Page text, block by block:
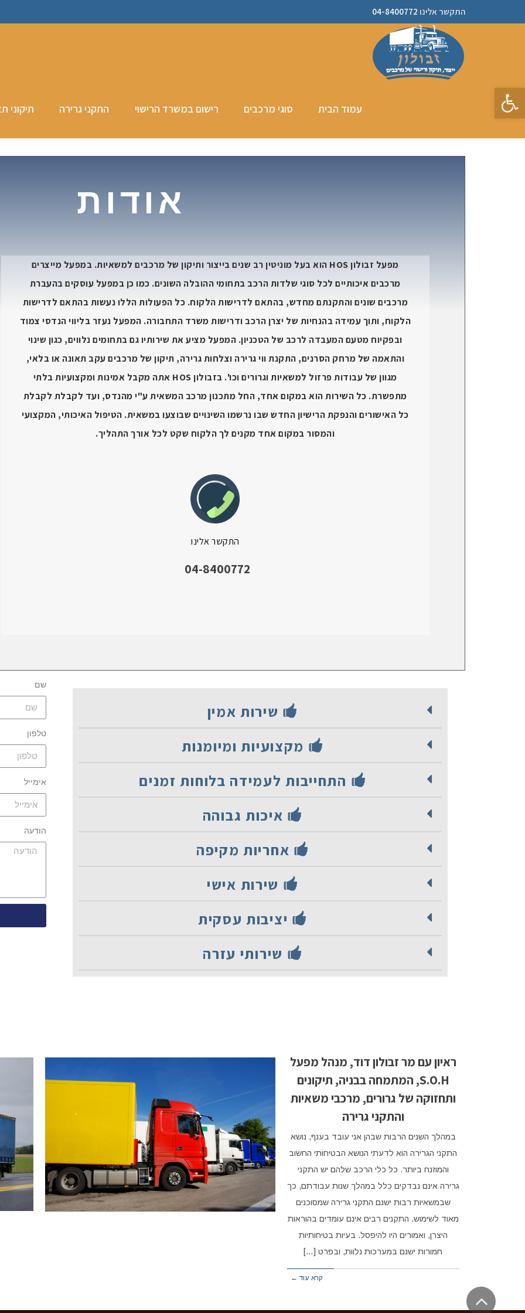
פתח סרגל נגישות
התקשר אלינו 04-8400772
עמוד הבית סוגי מרכבים רישום במשרד הרישוי התקני גרירה תיקוני
אודות
מפעל זבולון HOS הוא בעל מוניטין רב שנים בייצור ותיקון של מרכבים למשאיות. במפעל מייצרים
מרכבים איכותיים לכל סוגי שלדות הרכב בתחומי ההובלה השונים. כמו כן במפעל עוסקים בהעברת
מרכבים שונים והתקנתם מחדש, בהתאם לדרישות הלקוח. כל הפעולות הללו נעשות בהתאם לדרישות
הלקוח, ותוך עמידה בהנחיות של יצרן הרכב ודרישות משרד התחבורה. המפעל נעזר בליווי הנדסי צמוד
ובפקיוח מטעם המעבדה לרכב של הטכניון. המפעל מציע את שירותיו גם בתחומים נלווים, כגון שינוי
והתאמה של מרחק הסרנים, התקנת ווי גרירה וצלחות גרירה, תיקון של מרכבים עקב תאונה או בלאי,
מגוון של עבודות פרזול למשאיות וגרורים וכו'. בזבולון HOS אתה מקבל אמינות ומקצועיות בלתי
מתפשרת. כל השירות הוא במקום אחד, החל מתכנון מרכב המשאית ע"י מהנדס, ועד לקבלת לקבלת
כל האישורים והנפקת הרישיון החדש שבו נרשמו השינויים שבוצעו במשאית. הטיפול האיכותי, המקצועי
והמסור במקום אחד מקנים לך הלקוח שקט לכל אורך התהליך.
התקשר אלינו
04-8400772
שירות אמין
מקצועיות ומיומנות
התחייבות לעמידה בלוחות זמנים
איכות גבוהה
אחריות מקיפה
שירות אישי
יציבות עסקית
שירותי עזרה
שם
טלפון
אימייל
הודעה
ראיון עם מר זבולון דוד, מנהל מפעל
S.O.H, המתמחה בבניה, תיקונים
ותחזוקה של גרורים, מרכבי משאיות
והתקני גרירה
במהלך השנים הרבות שבהן אני עובד בענף, נושא
התקני הגרירה הוא לדעתי הנושא הבטיחותי החשוב
והמוזנח ביותר. כל כלי הרכב שלהם יש התקני
גרירה אינם נבדקים כלל במהלך שנות עבודתם, כך
שבמשאיות רבות ישנם התקני גרירה שמסוכנים
מאוד לשימוש. התקנים רבים אינם עומדים בהוראות
היצרן, ואמורים היו להיפסל. בעיות בטיחותיות
חמורות ישנם במערכות נלוות, ובפרט […]
קרא עוד ←
גלילה